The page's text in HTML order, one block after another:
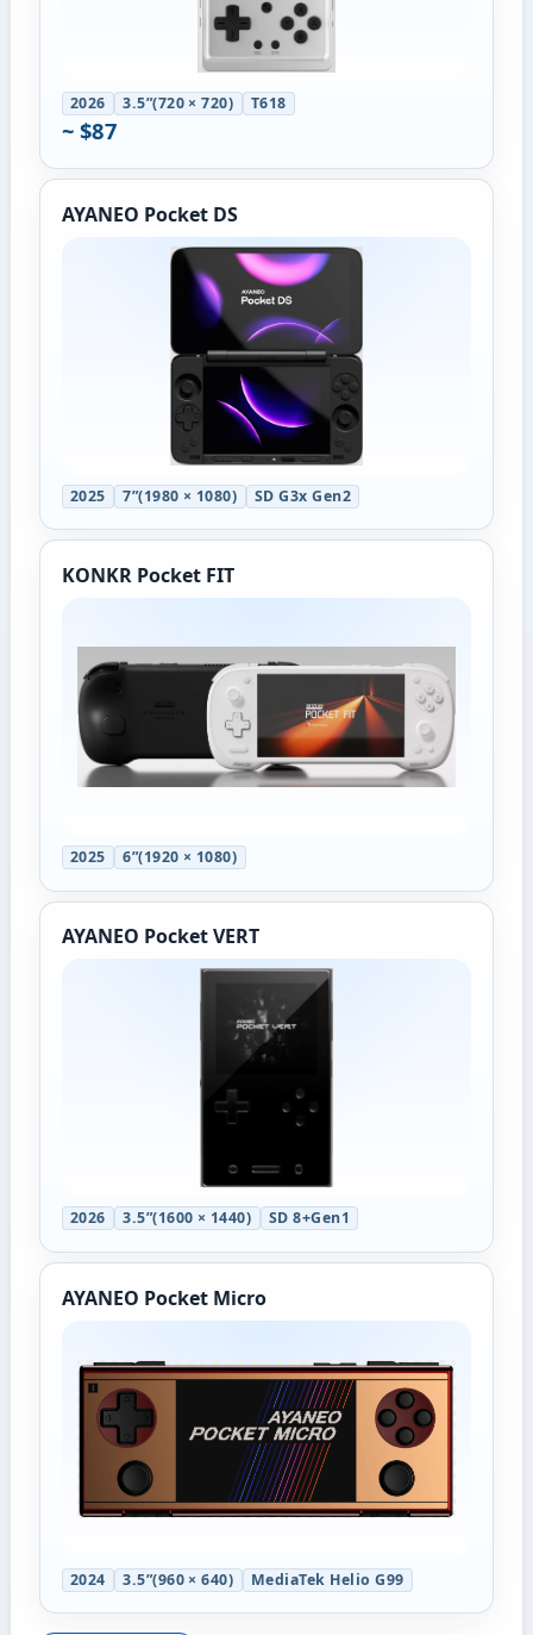
2026 3.5”(720 × 720) T618
~ $87
AYANEO Pocket DS
2025 7”(1980 × 1080) SD G3x Gen2
KONKR Pocket FIT
2025 6”(1920 × 1080)
AYANEO Pocket VERT
2026 3.5”(1600 × 1440) SD 8+Gen1
AYANEO Pocket Micro
2024 3.5”(960 × 640) MediaTek Helio G99